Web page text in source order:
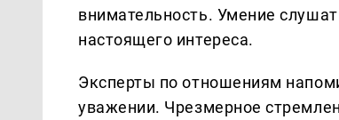
внимательность. Умение
настоящего интереса.
Эксперты по отношениям
уважении. Чрезмерное